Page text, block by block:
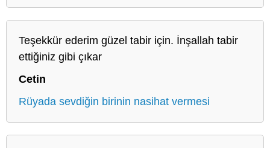
Teşekkür ederim güzel tabir için. İnşallah tabir
ettiğiniz gibi çıkar
Cetin
Rüyada sevdiğin birinin nasihat vermesi